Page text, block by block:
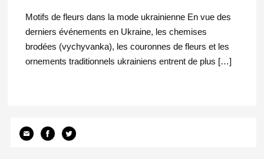
Motifs de fleurs dans la mode ukrainienne En vue des
derniers événements en Ukraine, les chemises
brodées (vychyvanka), les couronnes de fleurs et les
ornements traditionnels ukrainiens entrent de plus […]